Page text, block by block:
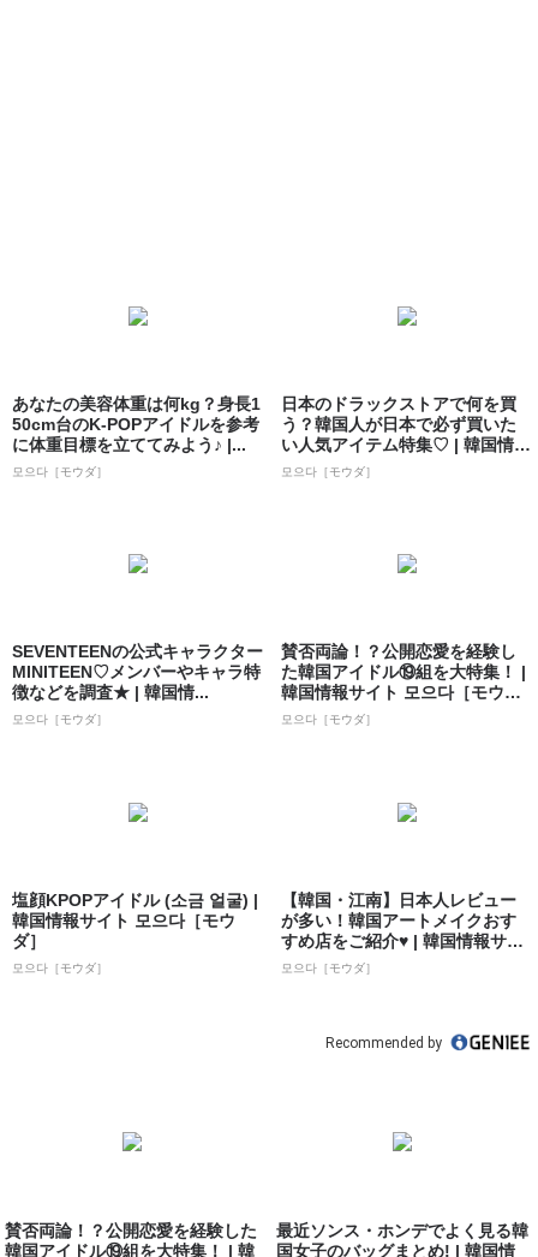
あなたの美容体重は何kg？身長1
50cm台のK-POPアイドルを参考
に体重目標を立ててみよう♪ |...
모으다［モウダ］
日本のドラックストアで何を買
う？韓国人が日本で必ず買いた
い人気アイテム特集♡ | 韓国情報
サイト ...
모으다［モウダ］
SEVENTEENの公式キャラクター
MINITEEN♡メンバーやキャラ特
徴などを調査★ | 韓国情...
모으다［モウダ］
賛否両論！？公開恋愛を経験し
た韓国アイドル⑲組を大特集！ |
韓国情報サイト 모으다［モウ
ダ］
모으다［モウダ］
塩顔KPOPアイドル (소금 얼굴) |
韓国情報サイト 모으다［モウ
ダ］
모으다［モウダ］
【韓国・江南】日本人レビュー
が多い！韓国アートメイクおす
すめ店をご紹介♥ | 韓国情報サイ
ト 모으...
모으다［モウダ］
Recommended by
賛否両論！？公開恋愛を経験した
韓国アイドル⑲組を大特集！ | 韓
最近ソンス・ホンデでよく見る韓
国女子のバッグまとめ! | 韓国情